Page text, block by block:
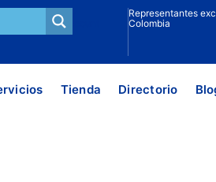
Account
Representantes
Colombia
Tienda Directorio